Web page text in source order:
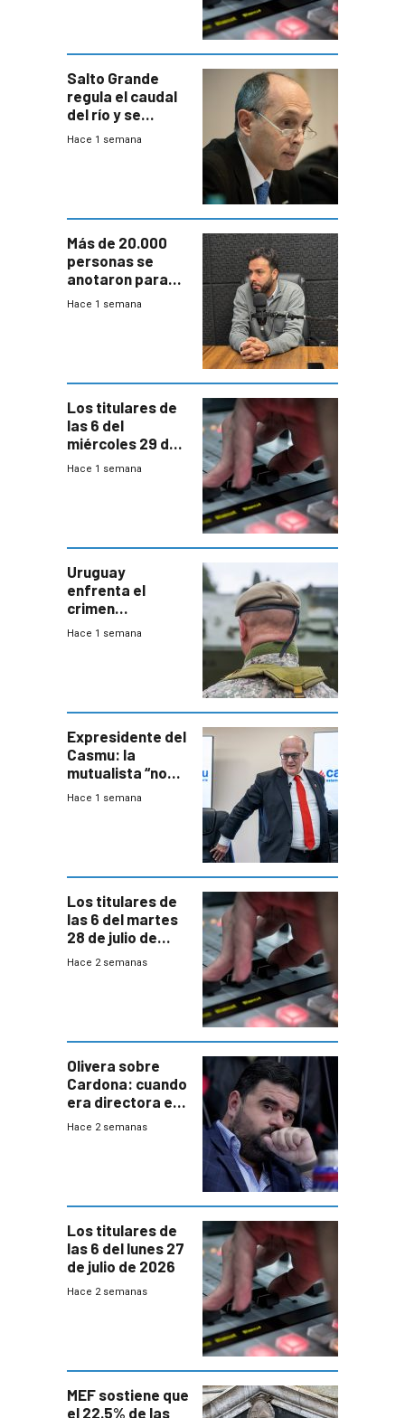
Salto Grande
regula el caudal
del río y se
prepara para un
Hace 1 semana
Más de 20.000
personas se
anotaron para
las pruebas
Hace 1 semana
Los titulares de
las 6 del
miércoles 29 de
julio de 2026
Hace 1 semana
Uruguay
enfrenta el
crimen
organizado con
seguridad
Hace 1 semana
Expresidente del
Casmu: la
mutualista “no
está para pagar”
Hace 1 semana
Los titulares de
las 6 del martes
28 de julio de
2026
Hace 2 semanas
Olivera sobre
Cardona: cuando
era directora en
UTE “no era muy
Hace 2 semanas
Los titulares de
las 6 del lunes 27
de julio de 2026
Hace 2 semanas
MEF sostiene que
el 22.5% de las